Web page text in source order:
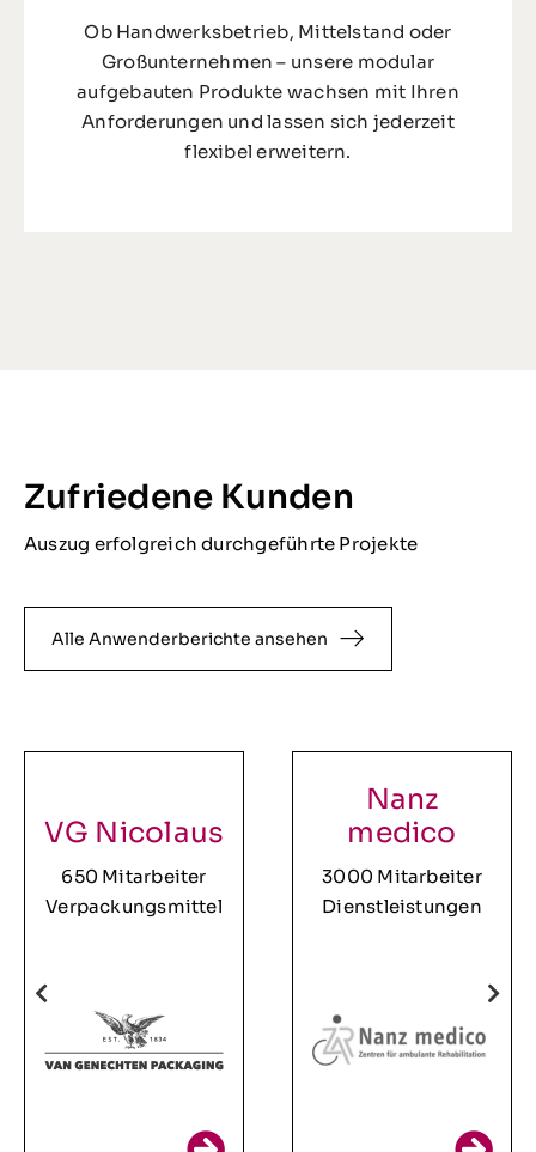
Ob Handwerksbetrieb, Mittelstand oder
Großunternehmen – unsere modular
aufgebauten Produkte wachsen mit Ihren
Anforderungen und lassen sich jederzeit
flexibel erweitern.
Zufriedene Kunden
Auszug erfolgreich durchgeführte Projekte
Alle Anwenderberichte ansehen
VG Nicolaus
650 Mitarbeiter
Verpackungsmittel
Nanz
medico
3000 Mitarbeiter
Dienstleistungen